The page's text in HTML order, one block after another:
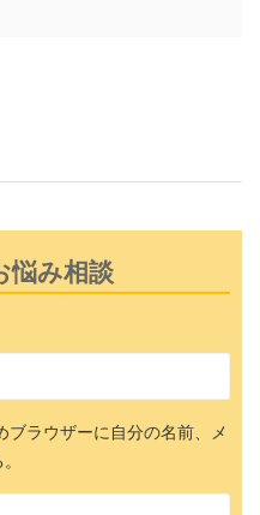
悩み相談
ブラウザーに自分の名前、メ